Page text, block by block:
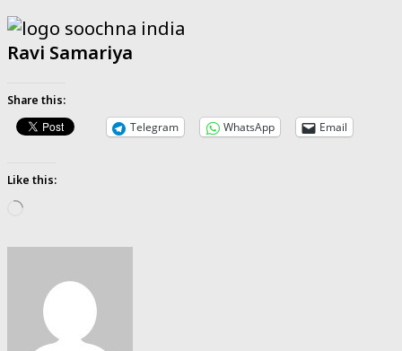
Ravi Samariya
Share this:
Telegram
WhatsApp Email
Like this:
Loading…